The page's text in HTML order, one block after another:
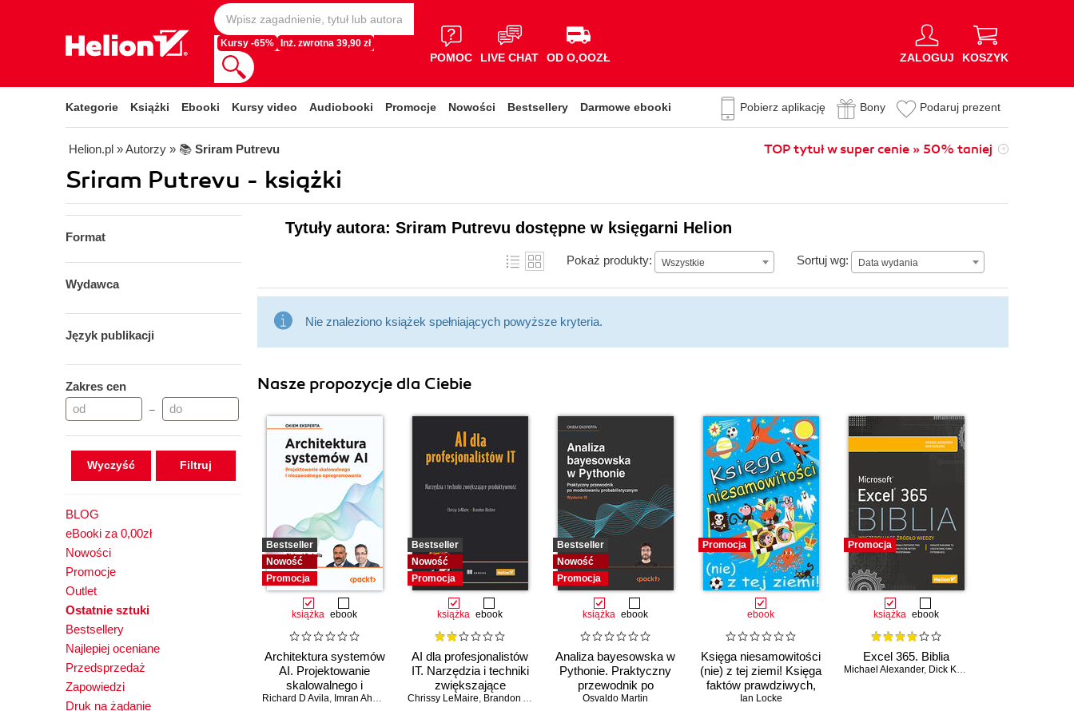
Kursy -65% Inż. zwrotna 39,90 zł
POMOC LIVE CHAT OD O,OOZŁ ZALOGUJ KOSZYK
Kategorie Książki Ebooki Kursy video Audiobooki Promocje Nowości Bestsellery Darmowe ebooki Pobierz aplikację Bony Podaruj prezent
Helion.pl » Autorzy » 📚 Sriram Putrevu TOP tytuł w super cenie » 50% taniej
Sriram Putrevu - książki
Format
Wydawca
Język publikacji
Zakres cen
–
Wyczyść
BLOG
eBooki za 0,00zł
Nowości
Promocje
Outlet
Ostatnie sztuki
Bestsellery
Najlepiej oceniane
Przedsprzedaż
Zapowiedzi
Druk na żądanie
Tytuły autora: Sriram Putrevu dostępne w księgarni Helion
Pokaż produkty: Wszystkie Sortuj wg: Data wydania
Data wydania
Nie znaleziono książek spełniających powyższe kryteria.
Nasze propozycje dla Ciebie
Bestseller
Nowość
Promocja
książka ebook
Architektura systemów
AI. Projektowanie
skalowalnego i
niezawodnego
Richard D Avila, Imran Ahmad
Bestseller
Nowość
Promocja
książka ebook
AI dla profesjonalistów
IT. Narzędzia i techniki
zwiększające
produktywność
Chrissy LeMaire, Brandon Abshire
Bestseller
Nowość
Promocja
książka ebook
Analiza bayesowska w
Pythonie. Praktyczny
przewodnik po
modelowaniu
Osvaldo Martin
Promocja
ebook
Księga niesamowitości
(nie) z tej ziemi! Księga
faktów prawdziwych,
choć niezwykłych
Ian Locke
Promocja
książka ebook
Excel 365. Biblia
Michael Alexander, Dick Kusleika